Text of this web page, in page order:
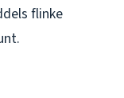
flinke